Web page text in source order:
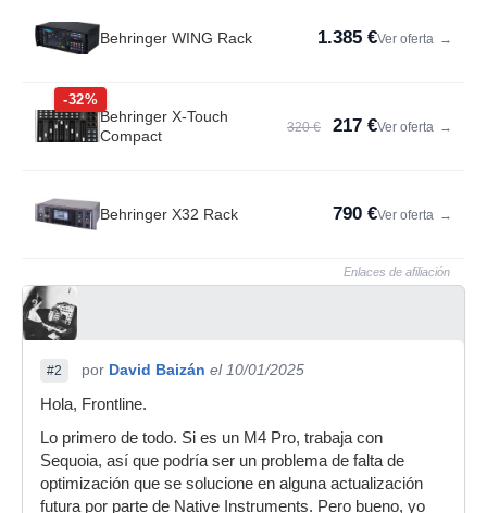
Behringer WING Rack 1.385 €Ver oferta →
-32%
Behringer X-Touch
Compact
320 € 217 €Ver oferta →
Behringer X32 Rack 790 €Ver oferta →
Enlaces de afiliación
#2 por David Baizán el 10/01/2025
Hola, Frontline.
Lo primero de todo. Si es un M4 Pro, trabaja con
Sequoia, así que podría ser un problema de falta de
optimización que se solucione en alguna actualización
futura por parte de Native Instruments. Pero bueno, yo